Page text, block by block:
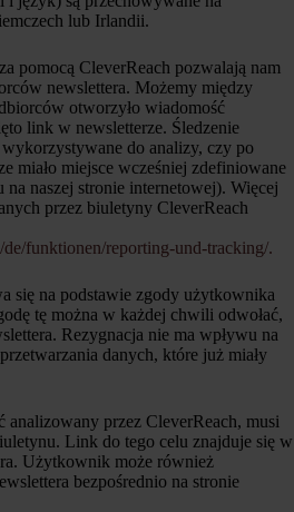
lub Irlandii.
pomocą CleverReach pozwalają nam
newslettera. Możemy między
otworzyło wiadomość
link w newsletterze. Śledzenie
do analizy, czy po
miało miejsce wcześniej zdefiniowane
na naszej stronie internetowej). Więcej
przez biuletyny CleverReach
funktionen/reporting-und-tracking/.
się na podstawie zgody użytkownika
tę można w każdej chwili odwołać,
Rezygnacja nie ma wpływu na
danych, które już miały
przez CleverReach, musi
Link do tego celu znajduje się w
Użytkownik może również
bezpośrednio na stronie